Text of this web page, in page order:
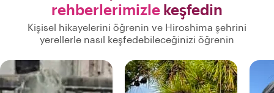
rehberlerimizle keşfedin
Kişisel hikayelerini öğrenin ve Hiroshima şehrini
yerellerle nasıl keşfedebileceğinizi öğrenin